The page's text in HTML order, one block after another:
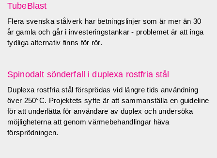
TubeBlast
Flera svenska stålverk har betningslinjer som är mer än 30
år gamla och går i investeringstankar - problemet är att inga
tydliga alternativ finns för rör.
Spinodalt sönderfall i duplexa rostfria stål
Duplexa rostfria stål försprödas vid längre tids användning
över 250°C. Projektets syfte är att sammanställa en guideline
för att underlätta för användare av duplex och undersöka
möjligheterna att genom värmebehandlingar häva
försprödningen.